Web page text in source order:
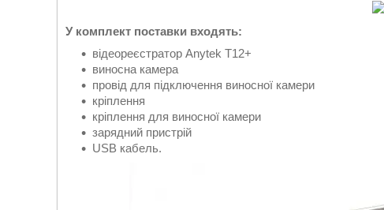
У комплект поставки входять:
відеореєстратор Anytek T12+
виносна камера
провід для підключення виносної камери
кріплення
кріплення для виносної камери
зарядний пристрій
USB кабель.